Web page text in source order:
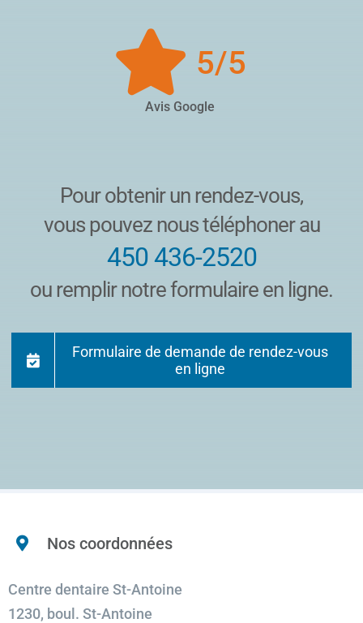
5/5
Avis Google
Pour obtenir un rendez-vous,
vous pouvez nous téléphoner au
450 436-2520
ou remplir notre formulaire en ligne.
Formulaire de demande de rendez-vous
en ligne
Nos coordonnées
Centre dentaire St-Antoine
1230, boul. St-Antoine